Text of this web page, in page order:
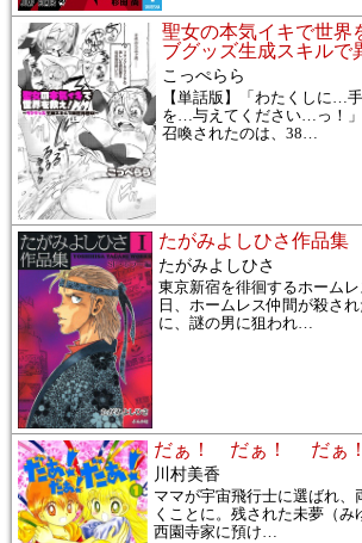
聖女の本気イキで世界
ブグッズ生成スキルで
こっぺらら
【単話版】「わたくしに…
を…与えてください…っ！
召喚されたのは、38…
たがみよしひさ作品集
たがみよしひさ
東京新宿を徘徊するホーム
日、ホームレス仲間が殺さ
に、謎の男に狙われ…
だぁ！ だぁ！ だぁ！
川村美香
ママが宇宙飛行士に選ばれ、
くことに。残された未夢（み
西園寺家に預け…